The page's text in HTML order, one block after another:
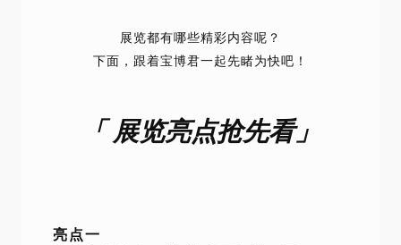
展览都有哪些精彩内容呢？
下面，跟着宝博君一起先睹为快吧！
「 展览亮点抢先看」
亮点一